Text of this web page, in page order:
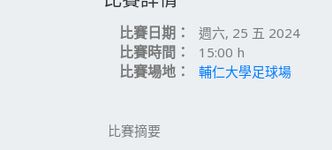
比賽日期： 週六, 25 五 2024
比賽時間： 15:00 h
比賽場地： 輔仁大學足球場
比賽摘要